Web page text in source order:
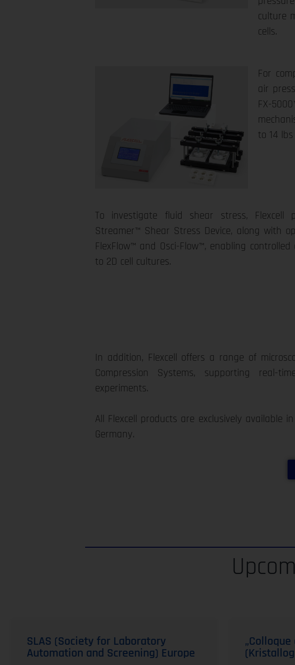
culture
cells.
For
air
FX-
to 14
To investigate fluid shear stress, Flexcell
Streamer™ Shear Stress Device, along with
FlexFlow™ and Osci-Flow™, enabling
to 2D cell cultures.
In addition, Flexcell offers a range of
Compression Systems, supporting real-
experiments.
All Flexcell products are exclusively available
Germany.
SLAS (Society for Laboratory
Automation and Screening) Europe
„Colloque